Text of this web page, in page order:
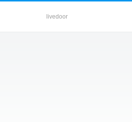
livedoor